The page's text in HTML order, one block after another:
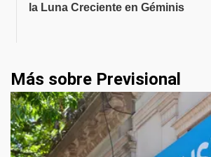
la Luna Creciente en Géminis
Más sobre Previsional